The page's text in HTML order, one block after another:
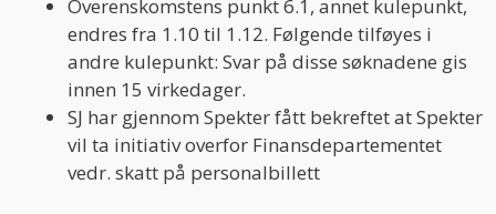
Overenskomstens punkt 6.1, annet kulepunkt,
endres fra 1.10 til 1.12. Følgende tilføyes i
andre kulepunkt: Svar på disse søknadene gis
innen 15 virkedager.
SJ har gjennom Spekter fått bekreftet at Spekter
vil ta initiativ overfor Finansdepartementet
vedr. skatt på personalbillett